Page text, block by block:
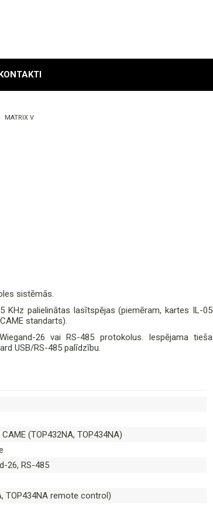
MATRIX V
sistēmās.
KHz palielinātas lasītspējas (piemēram, kartes IL-05
standarts).
26 vai RS-485 protokolus. Iespējama tieša
USB/RS-485 palīdzību.
(TOP432NA, TOP434NA)
26, RS-485
TOP434NA remote control)